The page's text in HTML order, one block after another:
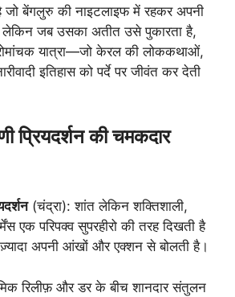
जो बेंगलुरु की नाइटलाइफ में रहकर अपनी
लेकिन जब उसका अतीत उसे पुकारता है,
यात्रा—जो केरल की लोककथाओं,
इतिहास को पर्दे पर जीवंत कर देती
प्रियदर्शन की चमकदार
(चंद्रा): शांत लेकिन शक्तिशाली,
एक परिपक्व सुपरहीरो की तरह दिखती है
अपनी आंखों और एक्शन से बोलती है।
रिलीफ़ और डर के बीच शानदार संतुलन